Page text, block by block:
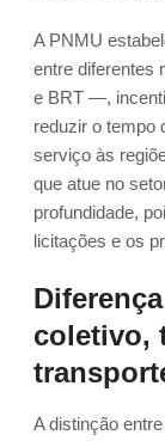
A PNMU
entre diferentes
e BRT —,
reduzir o tempo
serviço às
que atue no
profundidade,
licitações e os
coletivo,
A distinção